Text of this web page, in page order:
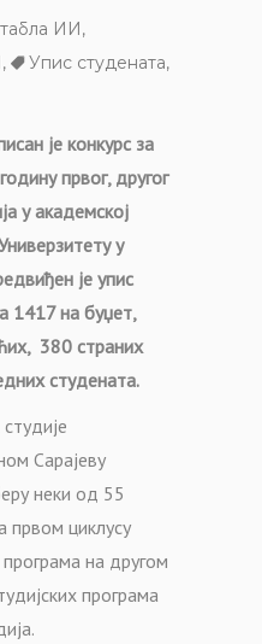
ИИ,
, Упис студената,
је конкурс за
првог, другог
у академској
у
је упис
1417 на буџет,
380 страних
студената.
Сарајеву
неки од 55
првом циклусу
програма на другом
програма